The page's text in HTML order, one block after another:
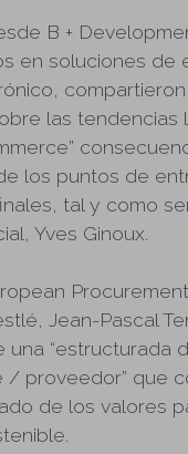
B +
en soluciones de
compartieron
las tendencias
los puntos de
tal y como
Yves Ginoux.
Jean-Pascal
una “estructurada
/ proveedor” que
de los valores